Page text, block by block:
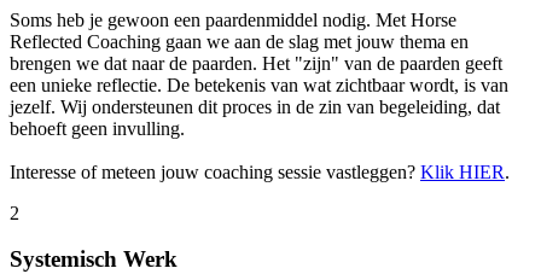
Soms heb je gewoon een paardenmiddel nodig. Met Horse
Reflected Coaching gaan we aan de slag met jouw thema en
brengen we dat naar de paarden. Het "zijn" van de paarden geeft
een unieke reflectie. De betekenis van wat zichtbaar wordt, is van
jezelf. Wij ondersteunen dit proces in de zin van begeleiding, dat
behoeft geen invulling.
Interesse of meteen jouw coaching sessie vastleggen? Klik HIER.
2
Systemisch Werk